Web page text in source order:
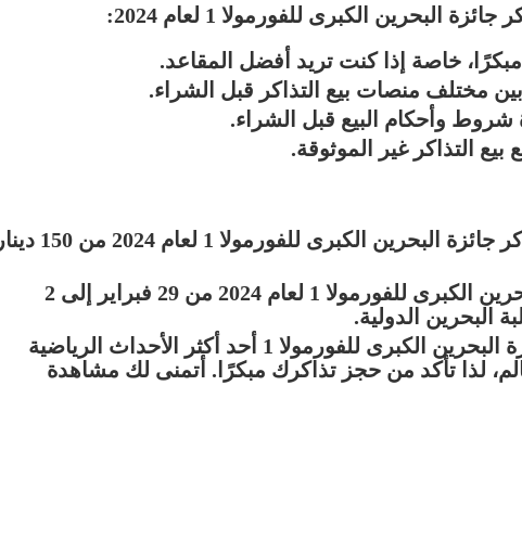
البحرين الكبرى للفورمولا 1 لعام 2024:
خاصة إذا كنت تريد أفضل المقاعد.
مختلف منصات بيع التذاكر قبل الشراء.
شروط وأحكام البيع قبل الشراء.
التذاكر غير الموثوقة.
تبدأ أسعار تذاكر جائزة البحرين الكبرى للفورمولا 1 لعام 2024 من 150 دينار
تقام جائزة البحرين الكبرى للفورمولا 1 لعام 2024 من 29 فبراير إلى 2
البحرين الدولية.
يُعد سباق جائزة البحرين الكبرى للفورمولا 1 أحد أكثر الأحداث الرياضية
لذا تأكد من حجز تذاكرك مبكرًا. أتمنى لك مشاهدة